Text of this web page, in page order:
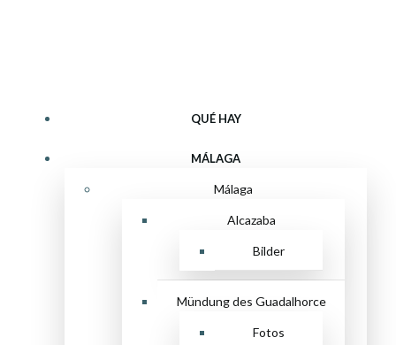
QUÉ HAY
MÁLAGA
Málaga
Alcazaba
Bilder
Mündung des Guadalhorce
Fotos